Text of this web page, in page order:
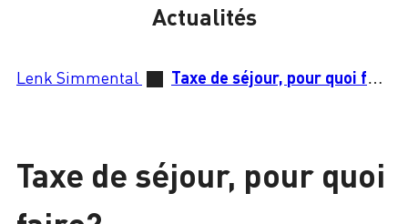
Actualités
Lenk Simmental Taxe de séjour, pour quoi faire?
Taxe de séjour, pour quoi